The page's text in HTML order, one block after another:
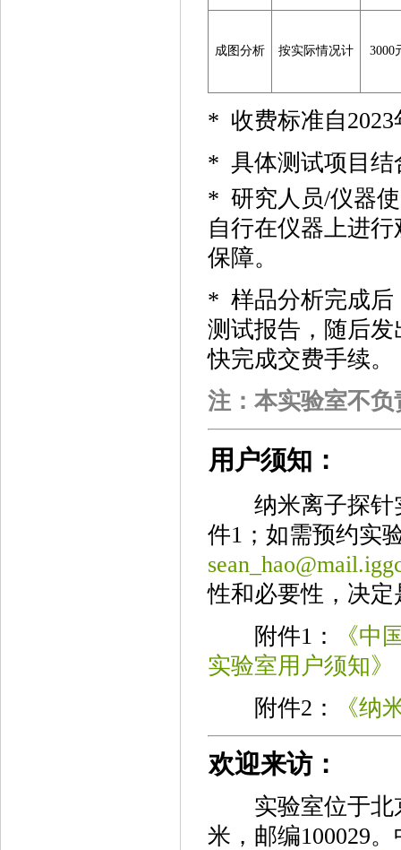
成图分析 按实际情况计 3000
* 收费标准自2023
* 具体测试项目
* 研究人员/仪器
自行在仪器上进
保障。
* 样品分析完成
测试报告 ， 随后
快完成交费手续。
注：本实验室不
用户须知：
纳米离子探
件1；如需预约实
性和必要性，决
附件1：
《中
实验室用户须知》
附件2：
《纳
欢迎来访：
实验室位于北京
米，邮编100029